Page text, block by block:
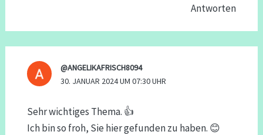
Antworten
@ANGELIKAFRISCH8094
30. JANUAR 2024 UM 07:30 UHR
Sehr wichtiges Thema. 👍
Ich bin so froh, Sie hier gefunden zu haben. 😊